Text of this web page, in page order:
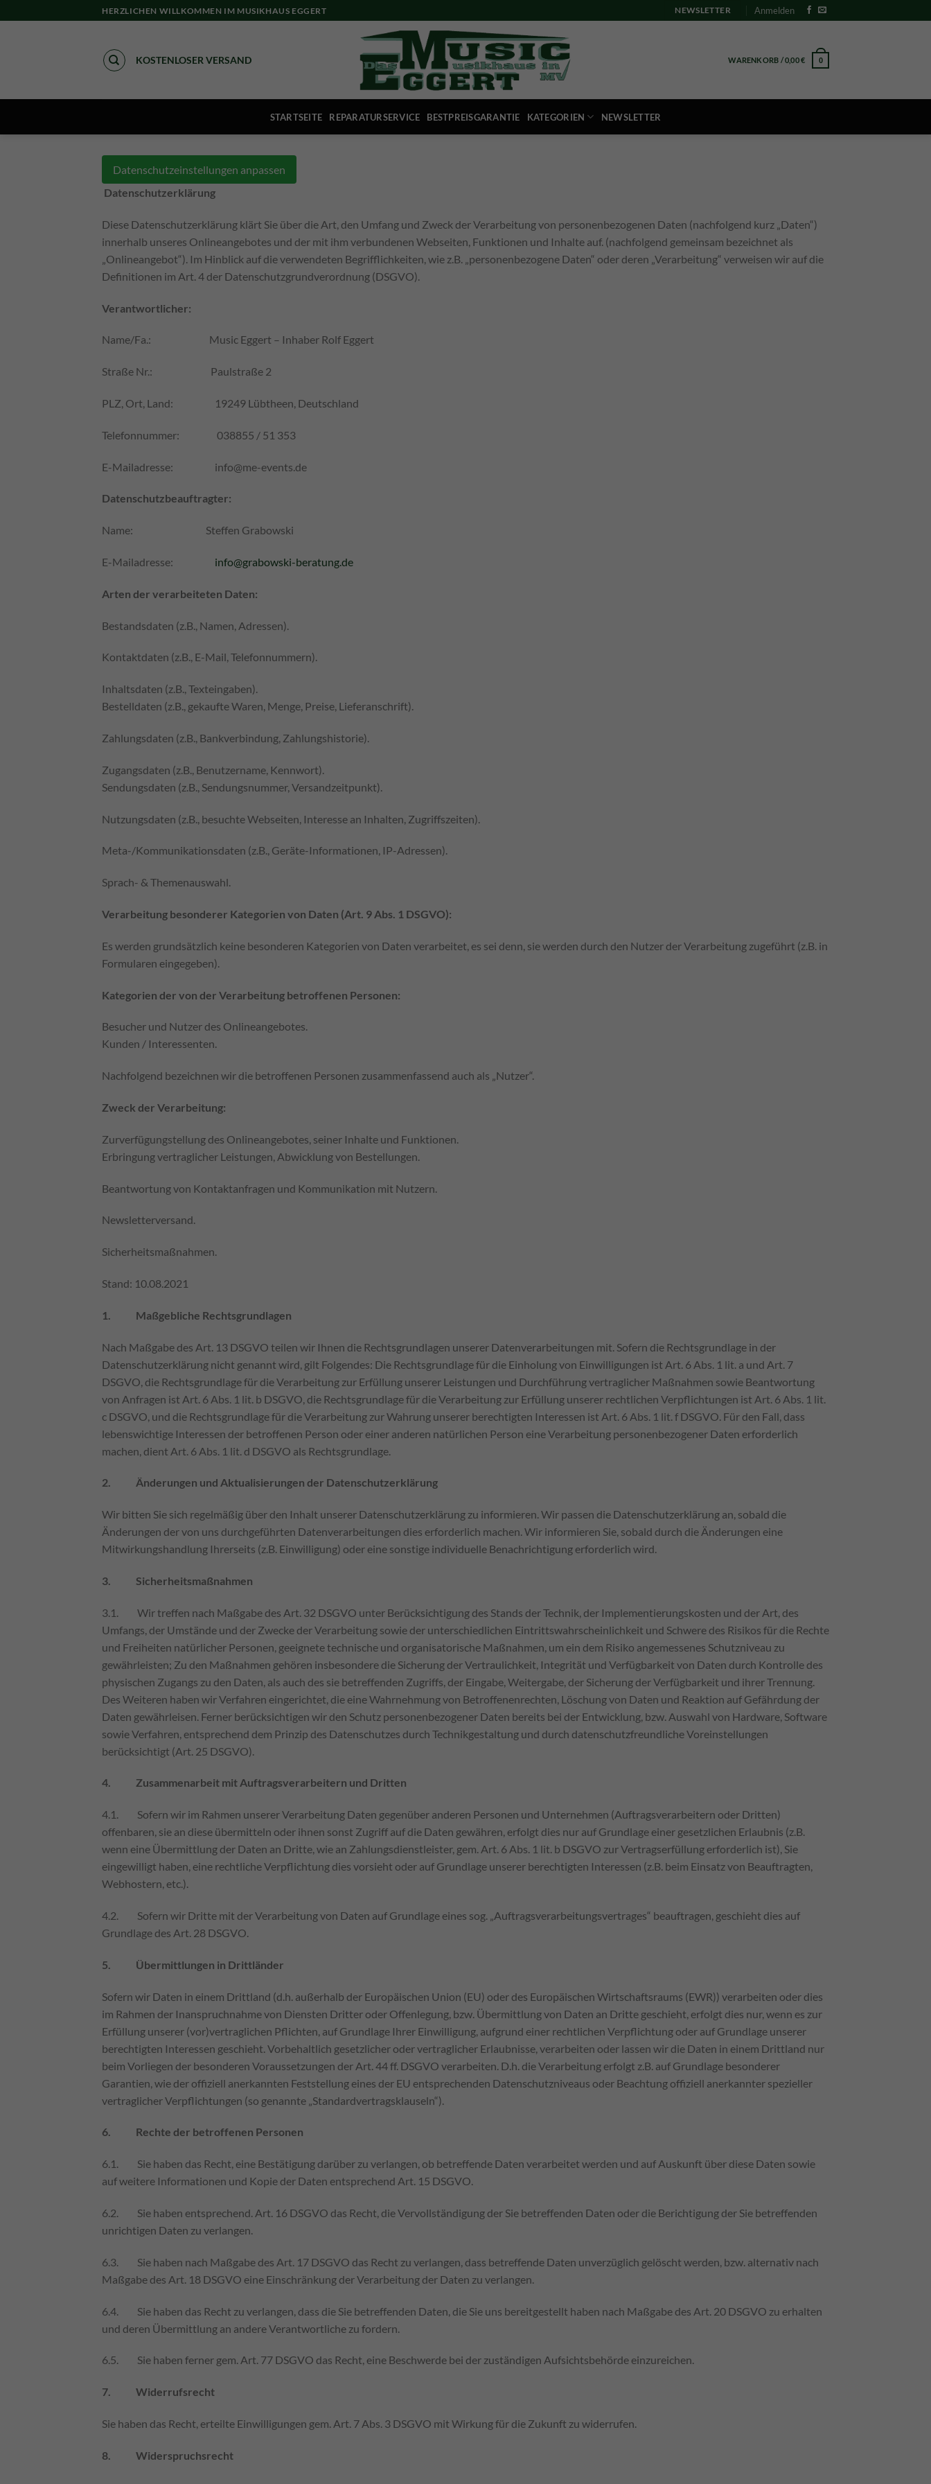
to
HERZLICHEN WILLKOMMEN IM MUSIKHAUS EGGERT NEWSLETTER Anmelden
KOSTENLOSER VERSAND WARENKORB /0,00€ 0
STARTSEITE REPARATURSERVICE BESTPREISGARANTIE KATEGORIEN NEWSLETTER
Datenschutzeinstellungen anpassen
Datenschutzerklärung
Diese Datenschutzerklärung klärt Sie über die Art, den Umfang und Zweck der Verarbeitung von personenbezogenen Daten (nachfolgend kurz „Daten“)
innerhalb unseres Onlineangebotes und der mit ihm verbundenen Webseiten, Funktionen und Inhalte auf. (nachfolgend gemeinsam bezeichnet als
„Onlineangebot“). Im Hinblick auf die verwendeten Begrifflichkeiten, wie z.B. „personenbezogene Daten“ oder deren „Verarbeitung“ verweisen wir auf die
Definitionen im Art. 4 der Datenschutzgrundverordnung (DSGVO).
Verantwortlicher:
Name/Fa.: Music Eggert – Inhaber Rolf Eggert
Straße Nr.: Paulstraße 2
PLZ, Ort, Land: 19249 Lübtheen, Deutschland
Telefonnummer: 038855 / 51 353
E-Mailadresse: info@me-events.de
Datenschutzbeauftragter:
Name: Steffen Grabowski
E-Mailadresse: info@grabowski-beratung.de
Arten der verarbeiteten Daten:
Bestandsdaten (z.B., Namen, Adressen).
Kontaktdaten (z.B., E-Mail, Telefonnummern).
Inhaltsdaten (z.B., Texteingaben).
Bestelldaten (z.B., gekaufte Waren, Menge, Preise, Lieferanschrift).
Zahlungsdaten (z.B., Bankverbindung, Zahlungshistorie).
Zugangsdaten (z.B., Benutzername, Kennwort).
Sendungsdaten (z.B., Sendungsnummer, Versandzeitpunkt).
Nutzungsdaten (z.B., besuchte Webseiten, Interesse an Inhalten, Zugriffszeiten).
Meta-/Kommunikationsdaten (z.B., Geräte-Informationen, IP-Adressen).
Sprach- & Themenauswahl.
Verarbeitung besonderer Kategorien von Daten (Art. 9 Abs. 1 DSGVO):
Es werden grundsätzlich keine besonderen Kategorien von Daten verarbeitet, es sei denn, sie werden durch den Nutzer der Verarbeitung zugeführt (z.B. in
Formularen eingegeben).
Kategorien der von der Verarbeitung betroffenen Personen:
Besucher und Nutzer des Onlineangebotes.
Kunden / Interessenten.
Nachfolgend bezeichnen wir die betroffenen Personen zusammenfassend auch als „Nutzer“.
Zweck der Verarbeitung:
Zurverfügungstellung des Onlineangebotes, seiner Inhalte und Funktionen.
Erbringung vertraglicher Leistungen, Abwicklung von Bestellungen.
Beantwortung von Kontaktanfragen und Kommunikation mit Nutzern.
Newsletterversand.
Sicherheitsmaßnahmen.
Stand: 10.08.2021
1. Maßgebliche Rechtsgrundlagen
Nach Maßgabe des Art. 13 DSGVO teilen wir Ihnen die Rechtsgrundlagen unserer Datenverarbeitungen mit. Sofern die Rechtsgrundlage in der
Datenschutzerklärung nicht genannt wird, gilt Folgendes: Die Rechtsgrundlage für die Einholung von Einwilligungen ist Art. 6 Abs. 1 lit. a und Art. 7
DSGVO, die Rechtsgrundlage für die Verarbeitung zur Erfüllung unserer Leistungen und Durchführung vertraglicher Maßnahmen sowie Beantwortung
von Anfragen ist Art. 6 Abs. 1 lit. b DSGVO, die Rechtsgrundlage für die Verarbeitung zur Erfüllung unserer rechtlichen Verpflichtungen ist Art. 6 Abs. 1 lit.
c DSGVO, und die Rechtsgrundlage für die Verarbeitung zur Wahrung unserer berechtigten Interessen ist Art. 6 Abs. 1 lit. f DSGVO. Für den Fall, dass
lebenswichtige Interessen der betroffenen Person oder einer anderen natürlichen Person eine Verarbeitung personenbezogener Daten erforderlich
machen, dient Art. 6 Abs. 1 lit. d DSGVO als Rechtsgrundlage.
2. Änderungen und Aktualisierungen der Datenschutzerklärung
Wir bitten Sie sich regelmäßig über den Inhalt unserer Datenschutzerklärung zu informieren. Wir passen die Datenschutzerklärung an, sobald die
Änderungen der von uns durchgeführten Datenverarbeitungen dies erforderlich machen. Wir informieren Sie, sobald durch die Änderungen eine
Mitwirkungshandlung Ihrerseits (z.B. Einwilligung) oder eine sonstige individuelle Benachrichtigung erforderlich wird.
3. Sicherheitsmaßnahmen
3.1. Wir treffen nach Maßgabe des Art. 32 DSGVO unter Berücksichtigung des Stands der Technik, der Implementierungskosten und der Art, des
Umfangs, der Umstände und der Zwecke der Verarbeitung sowie der unterschiedlichen Eintrittswahrscheinlichkeit und Schwere des Risikos für die Rechte
und Freiheiten natürlicher Personen, geeignete technische und organisatorische Maßnahmen, um ein dem Risiko angemessenes Schutzniveau zu
gewährleisten; Zu den Maßnahmen gehören insbesondere die Sicherung der Vertraulichkeit, Integrität und Verfügbarkeit von Daten durch Kontrolle des
physischen Zugangs zu den Daten, als auch des sie betreffenden Zugriffs, der Eingabe, Weitergabe, der Sicherung der Verfügbarkeit und ihrer Trennung.
Des Weiteren haben wir Verfahren eingerichtet, die eine Wahrnehmung von Betroffenenrechten, Löschung von Daten und Reaktion auf Gefährdung der
Daten gewährleisen. Ferner berücksichtigen wir den Schutz personenbezogener Daten bereits bei der Entwicklung, bzw. Auswahl von Hardware, Software
sowie Verfahren, entsprechend dem Prinzip des Datenschutzes durch Technikgestaltung und durch datenschutzfreundliche Voreinstellungen
berücksichtigt (Art. 25 DSGVO).
4. Zusammenarbeit mit Auftragsverarbeitern und Dritten
4.1. Sofern wir im Rahmen unserer Verarbeitung Daten gegenüber anderen Personen und Unternehmen (Auftragsverarbeitern oder Dritten)
offenbaren, sie an diese übermitteln oder ihnen sonst Zugriff auf die Daten gewähren, erfolgt dies nur auf Grundlage einer gesetzlichen Erlaubnis (z.B.
wenn eine Übermittlung der Daten an Dritte, wie an Zahlungsdienstleister, gem. Art. 6 Abs. 1 lit. b DSGVO zur Vertragserfüllung erforderlich ist), Sie
eingewilligt haben, eine rechtliche Verpflichtung dies vorsieht oder auf Grundlage unserer berechtigten Interessen (z.B. beim Einsatz von Beauftragten,
Webhostern, etc.).
4.2. Sofern wir Dritte mit der Verarbeitung von Daten auf Grundlage eines sog. „Auftragsverarbeitungsvertrages“ beauftragen, geschieht dies auf
Grundlage des Art. 28 DSGVO.
5. Übermittlungen in Drittländer
Sofern wir Daten in einem Drittland (d.h. außerhalb der Europäischen Union (EU) oder des Europäischen Wirtschaftsraums (EWR)) verarbeiten oder dies
im Rahmen der Inanspruchnahme von Diensten Dritter oder Offenlegung, bzw. Übermittlung von Daten an Dritte geschieht, erfolgt dies nur, wenn es zur
Erfüllung unserer (vor)vertraglichen Pflichten, auf Grundlage Ihrer Einwilligung, aufgrund einer rechtlichen Verpflichtung oder auf Grundlage unserer
berechtigten Interessen geschieht. Vorbehaltlich gesetzlicher oder vertraglicher Erlaubnisse, verarbeiten oder lassen wir die Daten in einem Drittland nur
beim Vorliegen der besonderen Voraussetzungen der Art. 44 ff. DSGVO verarbeiten. D.h. die Verarbeitung erfolgt z.B. auf Grundlage besonderer
Garantien, wie der offiziell anerkannten Feststellung eines der EU entsprechenden Datenschutzniveaus oder Beachtung offiziell anerkannter spezieller
vertraglicher Verpflichtungen (so genannte „Standardvertragsklauseln“).
6. Rechte der betroffenen Personen
6.1. Sie haben das Recht, eine Bestätigung darüber zu verlangen, ob betreffende Daten verarbeitet werden und auf Auskunft über diese Daten sowie
auf weitere Informationen und Kopie der Daten entsprechend Art. 15 DSGVO.
6.2. Sie haben entsprechend. Art. 16 DSGVO das Recht, die Vervollständigung der Sie betreffenden Daten oder die Berichtigung der Sie betreffenden
unrichtigen Daten zu verlangen.
6.3. Sie haben nach Maßgabe des Art. 17 DSGVO das Recht zu verlangen, dass betreffende Daten unverzüglich gelöscht werden, bzw. alternativ nach
Maßgabe des Art. 18 DSGVO eine Einschränkung der Verarbeitung der Daten zu verlangen.
6.4. Sie haben das Recht zu verlangen, dass die Sie betreffenden Daten, die Sie uns bereitgestellt haben nach Maßgabe des Art. 20 DSGVO zu erhalten
und deren Übermittlung an andere Verantwortliche zu fordern.
6.5. Sie haben ferner gem. Art. 77 DSGVO das Recht, eine Beschwerde bei der zuständigen Aufsichtsbehörde einzureichen.
7. Widerrufsrecht
Sie haben das Recht, erteilte Einwilligungen gem. Art. 7 Abs. 3 DSGVO mit Wirkung für die Zukunft zu widerrufen.
8. Widerspruchsrecht